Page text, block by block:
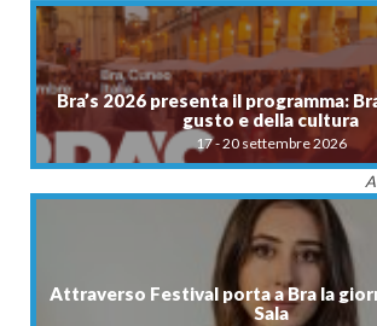
Bra’s 2026 presenta il programma:
gusto e della cultura
17 - 20 settembre 2026
Attraverso Festival porta a Bra la
Sala